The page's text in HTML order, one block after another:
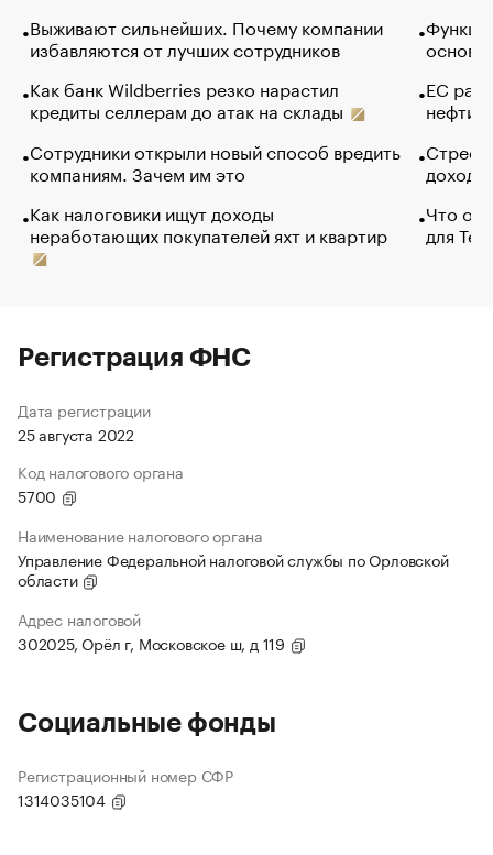
Выживают сильнейших. Почему компании
избавляются от лучших сотрудников
Как банк Wildberries резко нарастил
кредиты селлерам до атак на склады
Сотрудники открыли новый способ вредить
компаниям. Зачем им это
Как налоговики ищут доходы
неработающих покупателей яхт и квартир
основ
ЕС
нефти
Что
для
Регистрация ФНС
Дата регистрации
25 августа 2022
Код налогового органа
5700
Наименование налогового органа
Управление Федеральной налоговой службы по Орловской
области
Адрес налоговой
302025, Орёл г, Московское ш, д 119
Социальные фонды
Регистрационный номер СФР
1314035104